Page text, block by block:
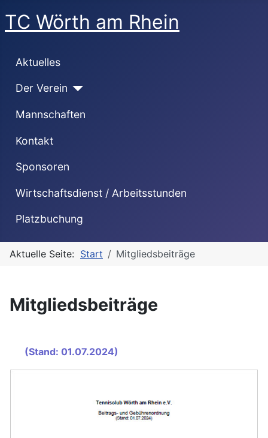
TC Wörth am Rhein
Aktuelles
Der Verein
Mannschaften
Kontakt
Sponsoren
Wirtschaftsdienst / Arbeitsstunden
Platzbuchung
Aktuelle Seite: Start Mitgliedsbeiträge
Mitgliedsbeiträge
(Stand: 01.07.2024)